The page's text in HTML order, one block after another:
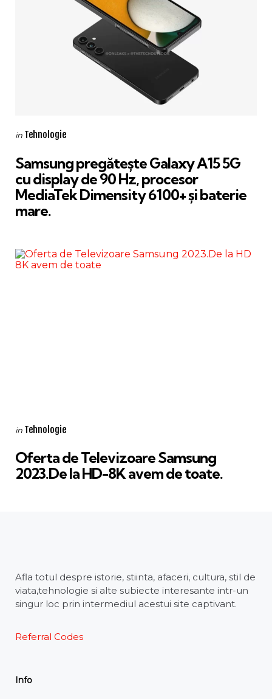
Categories
Posted
in Tehnologie
Samsung pregătește Galaxy A15 5G
cu display de 90 Hz, procesor
MediaTek Dimensity 6100+ și baterie
mare.
Categories
Posted
in Tehnologie
Oferta de Televizoare Samsung
2023.De la HD-8K avem de toate.
Afla totul despre istorie, stiinta, afaceri, cultura, stil de
viata,tehnologie si alte subiecte interesante intr-un
singur loc prin intermediul acestui site captivant.
Referral Codes
Info